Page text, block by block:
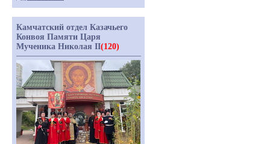
Камчатский отдел Казачьего
Конвоя Памяти Царя
Мученика Николая II(120)